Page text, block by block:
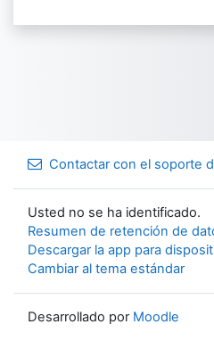
Contactar con el soporte
Usted no se ha identificado.
Resumen de retención de
Descargar la app para
Cambiar al tema estándar
Desarrollado por Moodle